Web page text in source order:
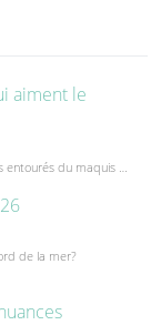
aiment le
du maquis …
de la mer?